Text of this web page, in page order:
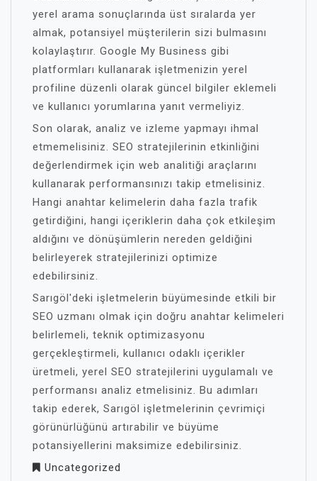
yerel arama sonuçlarında üst sıralarda yer
almak, potansiyel müşterilerin sizi bulmasını
kolaylaştırır. Google My Business gibi
platformları kullanarak işletmenizin yerel
profiline düzenli olarak güncel bilgiler eklemeli
ve kullanıcı yorumlarına yanıt vermeliyiz.
Son olarak, analiz ve izleme yapmayı ihmal
etmemelisiniz. SEO stratejilerinin etkinliğini
değerlendirmek için web analitiği araçlarını
kullanarak performansınızı takip etmelisiniz.
Hangi anahtar kelimelerin daha fazla trafik
getirdiğini, hangi içeriklerin daha çok etkileşim
aldığını ve dönüşümlerin nereden geldiğini
belirleyerek stratejilerinizi optimize
edebilirsiniz.
Sarıgöl'deki işletmelerin büyümesinde etkili bir
SEO uzmanı olmak için doğru anahtar kelimeleri
belirlemeli, teknik optimizasyonu
gerçekleştirmeli, kullanıcı odaklı içerikler
üretmeli, yerel SEO stratejilerini uygulamalı ve
performansı analiz etmelisiniz. Bu adımları
takip ederek, Sarıgöl işletmelerinin çevrimiçi
görünürlüğünü artırabilir ve büyüme
potansiyellerini maksimize edebilirsiniz.
Uncategorized